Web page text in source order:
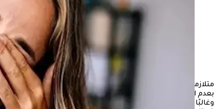
متلازمة القولون العصبي هي اضطراب في الجهاز الهضمي يتميز
بعدم الراحة والانتفاخ في البطن، ويصيب العديد من الأشخاص،
وغالبًا ما لا يتم اكتشافه أو تشخيصه بشكل صحيح، وهناك عوامل